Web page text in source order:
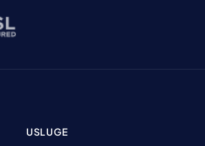
USLUGE